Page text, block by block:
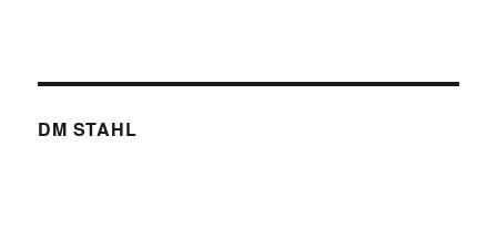
DM STAHL